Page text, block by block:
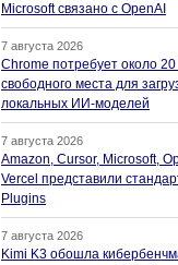
Microsoft связано с OpenAI
7 августа 2026
Chrome потребует около
свободного места для
локальных ИИ-моделей
7 августа 2026
Amazon, Cursor, Microsoft,
Vercel представили
Plugins
7 августа 2026
Kimi K3 обошла